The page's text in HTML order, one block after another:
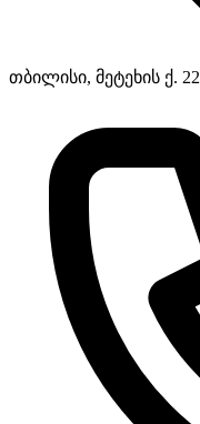
თბილისი, მეტეხის ქ. 22